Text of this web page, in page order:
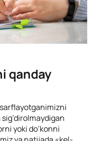
qanday
yoki do’konni